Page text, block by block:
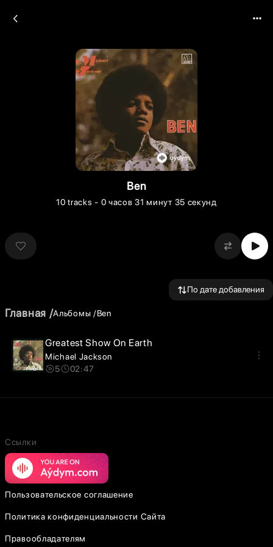
Ben
10 tracks- 0 часов 31 минут 35 секунд
По дате добавления
Главная Альбомы Ben
Greatest Show On Earth
Michael Jackson
5
02:47
Ссылки
Пользовательское соглашение
Политика конфиденциальности Сайта
Правообладателям